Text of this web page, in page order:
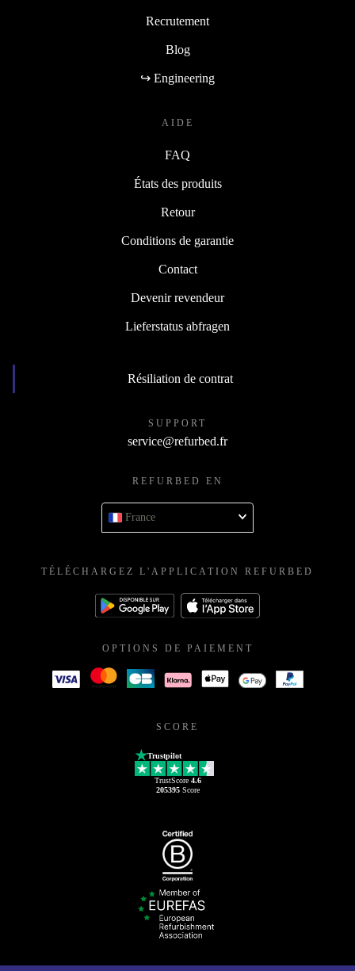
Recrutement
Blog
↪ Engineering
AIDE
FAQ
États des produits
Retour
Conditions de garantie
Contact
Devenir revendeur
Lieferstatus abfragen
Résiliation de contrat
SUPPORT
service@refurbed.fr
REFURBED EN
France
TÉLÉCHARGEZ L'APPLICATION REFURBED
OPTIONS DE PAIEMENT
SCORE
Trustpilot
TrustScore 4.6
205395Score